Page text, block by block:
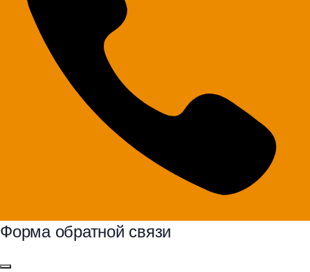
Форма обратной связи